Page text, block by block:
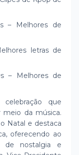
– Melhores de
letras de
– Melhores de
que
da música.
Natal e destaca
oferecendo ao
de nostalgia e